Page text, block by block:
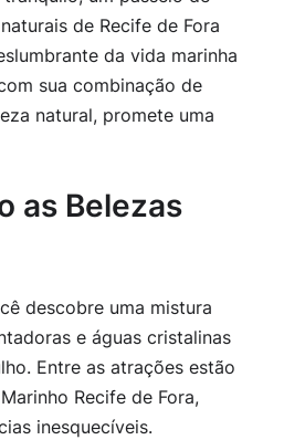
de Recife de Fora
da vida marinha
sua combinação de
natural, promete uma
as Belezas
descobre uma mistura
e águas cristalinas
Entre as atrações estão
Recife de Fora,
inesquecíveis.